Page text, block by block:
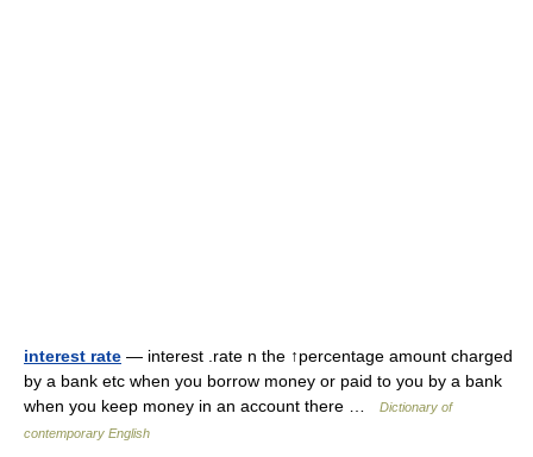
interest rate — interest .rate n the ↑percentage amount charged
by a bank etc when you borrow money or paid to you by a bank
when you keep money in an account there …
Dictionary of
contemporary English